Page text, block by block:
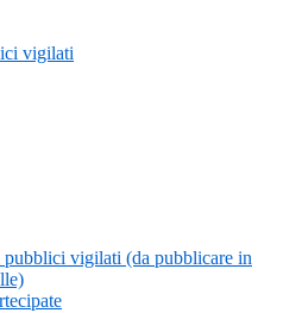
vigilati
pubblici vigilati (da pubblicare in